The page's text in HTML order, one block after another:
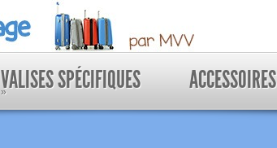
VALISES SPÉCIFIQUES
» ACCESSOIRES